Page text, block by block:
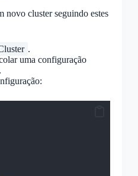
novo cluster seguindo estes
.
uma configuração
.